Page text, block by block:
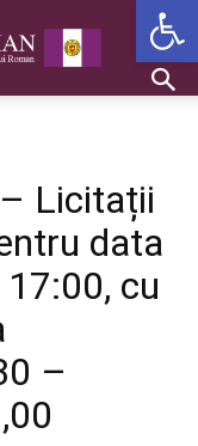
Licitații
data
cu
–